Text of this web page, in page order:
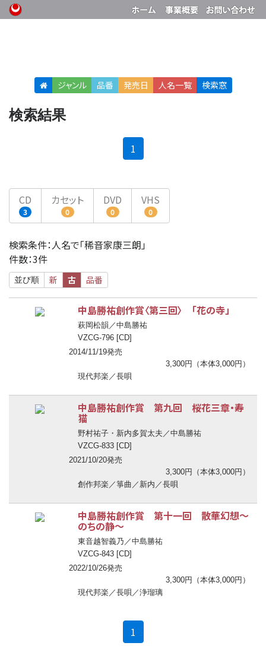
ジャンル 品番 発売日 人名一覧 検索窓
検索結果
1
CD
3
カセット
0
DVD
0
VHS
0
検索条件：人名で「稀音家康三朗」
件数：3件
並び順 新 古 品番
中島勝祐創作賞〈第三回〉 「花の寺」
萩岡松韻／中島勝祐
VZCG-796 [CD]
2014/11/19発売
3,300円（本体3,000円）
現代邦楽／長唄
中島勝祐創作賞 第九回 桜花三章・寿
猫
野村祐子・新内多賀太夫／中島勝祐
VZCG-833 [CD]
2021/10/20発売
3,300円（本体3,000円）
創作邦楽／箏曲／新内／長唄
中島勝祐創作賞 第十一回 散華幻想～
のちの静～
東音越智義乃／中島勝祐
VZCG-843 [CD]
2022/10/26発売
3,300円（本体3,000円）
現代邦楽／長唄／浄瑠璃
1